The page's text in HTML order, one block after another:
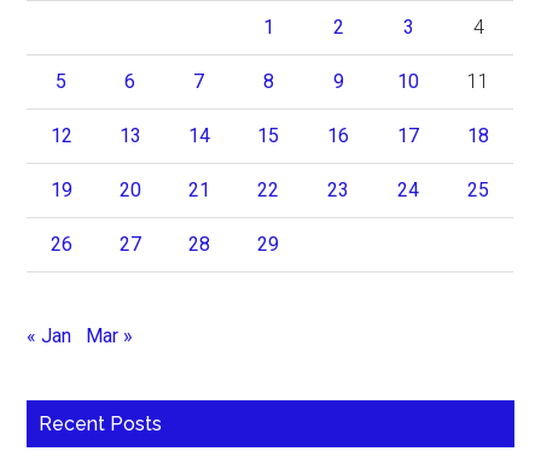
1 2 3 4
5 6 7 8 9 10 11
12 13 14 15 16 17 18
19 20 21 22 23 24 25
26 27 28 29
« Jan Mar »
Recent Posts